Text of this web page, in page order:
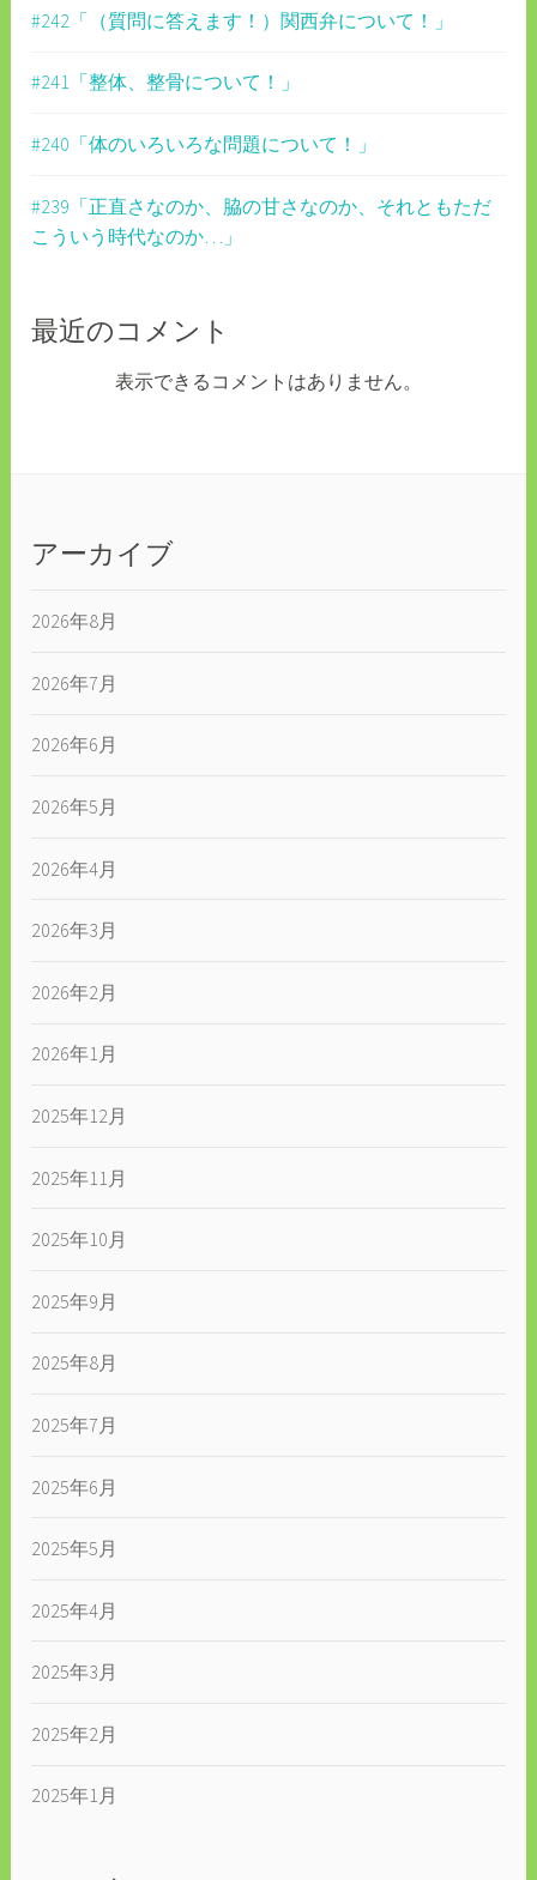
#242「（質問に答えます！）関西弁について！」
#241「整体、整骨について！」
#240「体のいろいろな問題について！」
#239「正直さなのか、脇の甘さなのか、それともただ
こういう時代なのか…」
最近のコメント
表示できるコメントはありません。
アーカイブ
2026年8月
2026年7月
2026年6月
2026年5月
2026年4月
2026年3月
2026年2月
2026年1月
2025年12月
2025年11月
2025年10月
2025年9月
2025年8月
2025年7月
2025年6月
2025年5月
2025年4月
2025年3月
2025年2月
2025年1月